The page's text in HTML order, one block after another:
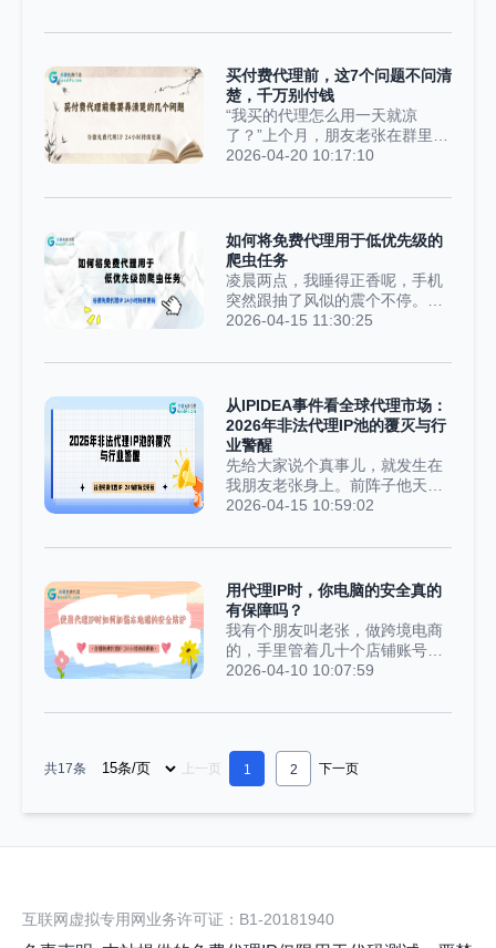
解这个难题。我拿谷德免费代理
当实操案例，全程附带能直接复
制运行的Python代码，新手也能
看懂上手。IP被封，到底是什
么...
个商品列表页，每页放20个商
页，没啥复杂的。你信心满满，
二话不说就写了个爬虫：先请求
列表页，把20个商品的详情页链
接解析出来，然后一个个点进去
访问，拿到价格就保存起来。结
计得爬到下个季度，你都要被爬
虫熬秃了。问题到底出在哪？其
实很简单：你的爬虫大部分时间
都在“摸鱼等待”。请求...
买付费代理前，这7个问题不问清
楚，千万别付钱
“我买的代理怎么用一天就凉
了？”上个月，朋友老张在群里吐
槽，还甩了张聊天记录。他花89
第二天就彻底连不上。客服倒是
等。”结果等到第三天，群直接解
散，官网都打不开了。这种事真
不是个例。代理ip这行水本来就
深，交钱就翻车的天天都有。问
题出在哪？说白了，大部分人买
多少、多大面积，水电通不通、
靠不靠谱、会不会随时跑路都不
管，不踩坑才怪。下面这7个问
题，掏钱之前一定要挨个...
2026-04-20 10:17:10
如何将免费代理用于低优先级的
爬虫任务
凌晨两点，我睡得正香呢，手机
突然跟抽了风似的震个不停。迷
迷糊糊睁开眼一看，好家伙，是
天的爬虫程序，又挂了。没办
志一看，一排红字扎得人眼
疼：“HTTP 403 Forbidden”。懂
行的都知道，这就是被对方的反
爬系统盯上了，我服务器的IP，
直接被拉黑了。说真的，那种感
觉就跟去超市买东西似的，你刚
我冤啊！我这爬虫也没干啥坏
事，就是想爬点公开的新闻标
题，做个简单的舆情分析而已...
2026-04-15 11:30:25
从IPIDEA事件看全球代理市场：
2026年非法代理IP池的覆灭与行
业警醒
先给大家说个真事儿，就发生在
我朋友老张身上。前阵子他天天
跟我抱怨，说家里网速慢得离
一顿一顿的，快把人逼疯了。他
新的，网线也重新插了好几遍，
查来查去，啥问题都没找着，网
速该慢还是慢。后来有天晚上，
他实在不死心，无意间登了路由
器的后台，一看直接懵了——都
网络，说不定正偷偷给别人“打
工”呢，只是他一直被蒙在鼓里。
2026-04-15 10:59:02
用代理IP时，你电脑的安全真的
有保障吗？
我有个朋友叫老张，做跨境电商
的，手里管着几十个店铺账号。
懂行的都知道，为了不让平台检
理IP——每个账号走不同的IP，
么稀奇的。结果上周，他给我打
电话，声音都发颤，语气急得不
行：“完了完了，我其中一个店铺
的登录信息被人盗了，黑客直接
得早，没亏多少，但我实在想不
他：“你用的那个代理客户端，是
2026-04-10 10:07:59
共17条 上一页 1 2 下一页
互联网虚拟专用网业务许可证：B1-20181940